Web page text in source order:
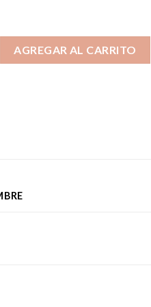
AGREGAR AL CARRITO